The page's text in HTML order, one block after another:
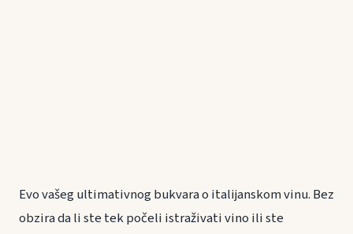
Evo vašeg ultimativnog bukvara o italijanskom vinu. Bez
obzira da li ste tek počeli istraživati vino ili ste